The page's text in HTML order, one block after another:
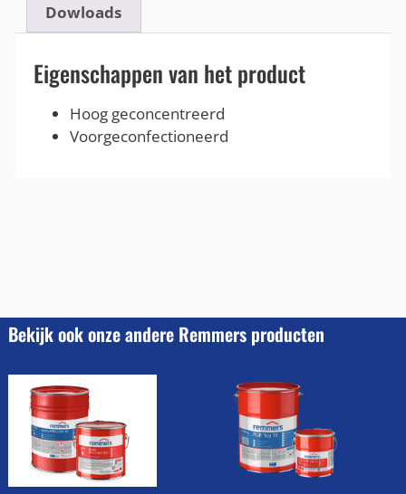
Dowloads
Eigenschappen van het product
Hoog geconcentreerd
Voorgeconfectioneerd
Bekijk ook onze andere Remmers producten